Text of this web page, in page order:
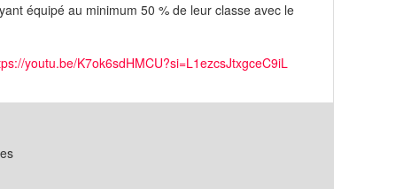
équipé au minimum 50 % de leur classe avec le
youtu.be/K7ok6sdHMCU?si=L1ezcsJtxgceC9iL